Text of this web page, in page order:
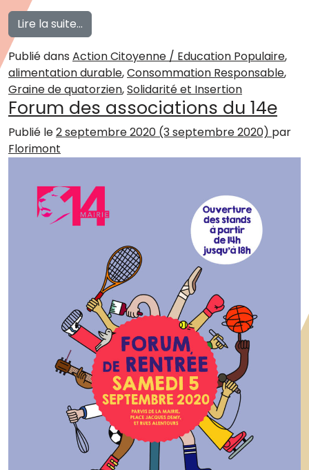
Lire la suite…
Publié dans Action Citoyenne / Education Populaire,
alimentation durable,Consommation Responsable,
Graine de quatorzien,Solidarité et Insertion
Forum des associations du 14e
Publié le2 septembre 2020 (3 septembre 2020) par
Florimont